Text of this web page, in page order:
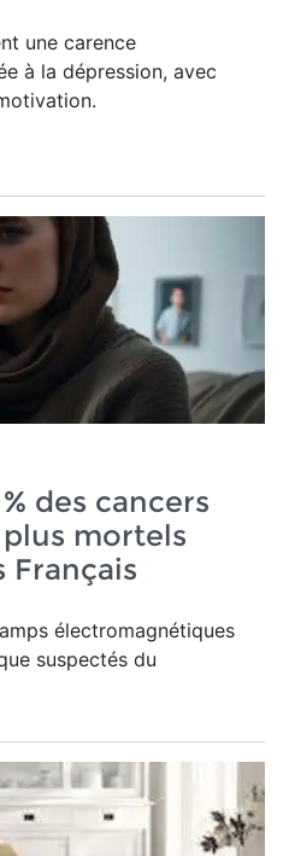
une carence
à la dépression, avec
des cancers
mortels
Français
électromagnétiques
suspectés du